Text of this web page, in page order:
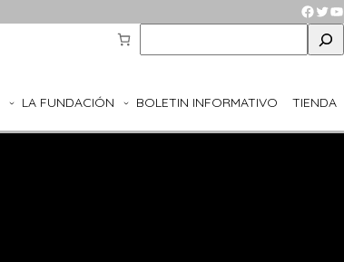
e
r
LA FUNDACIÓN BOLETIN INFORMATIVO TIENDA